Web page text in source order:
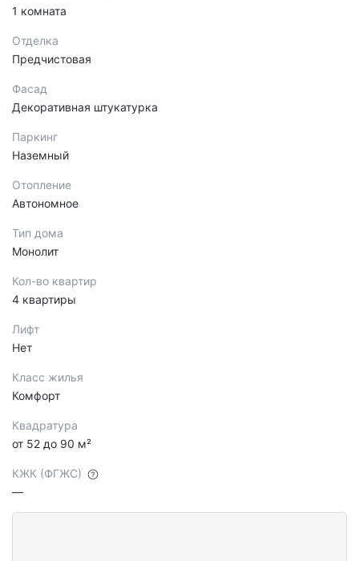
1 комната
Отделка
Предчистовая
Фасад
Декоративная штукатурка
Паркинг
Наземный
Отопление
Автономное
Тип дома
Монолит
Кол-во квартир
4 квартиры
Лифт
Нет
Класс жилья
Комфорт
Квадратура
от 52 до 90 м²
КЖК (ФГЖС)
—